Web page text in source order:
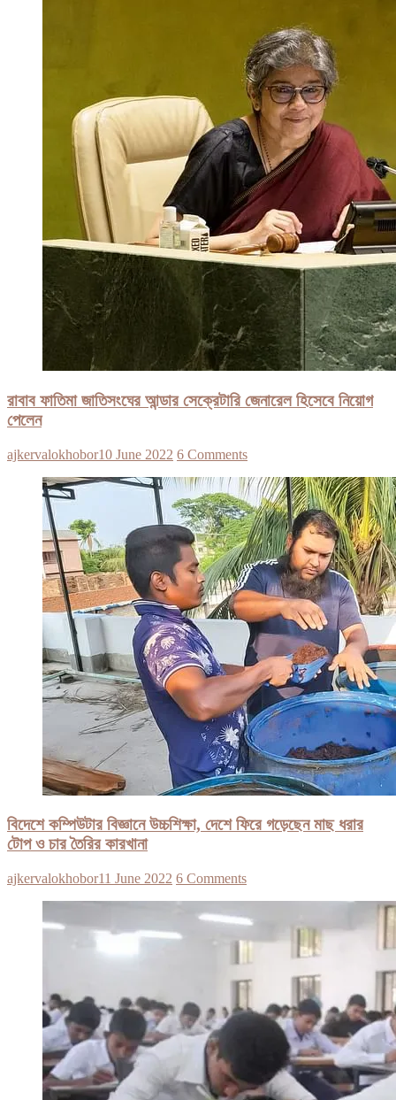
রাবাব ফাতিমা জাতিসংঘের আন্ডার সেক্রেটারি জেনারেল হিসেবে নিয়োগ
পেলেন
ajkervalokhobor10 June 2022 6 Comments
বিদেশে কম্পিউটার বিজ্ঞানে উচ্চশিক্ষা, দেশে ফিরে গড়েছেন মাছ ধরার
টোপ ও চার তৈরির কারখানা
ajkervalokhobor11 June 2022 6 Comments